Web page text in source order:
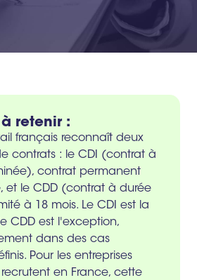
retenir :
français reconnaît deux
contrats : le CDI (contrat à
contrat permanent
et le CDD (contrat à durée
à 18 mois. Le CDI est la
CDD est l'exception,
dans des cas
Pour les entreprises
en France, cette